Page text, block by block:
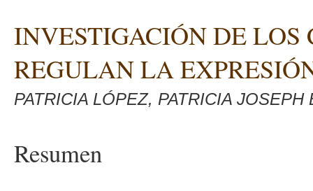
INVESTIGACIÓN DE LOS
REGULAN LA
PATRICIA LÓPEZ, PATRICIA JOSEPH
Resumen